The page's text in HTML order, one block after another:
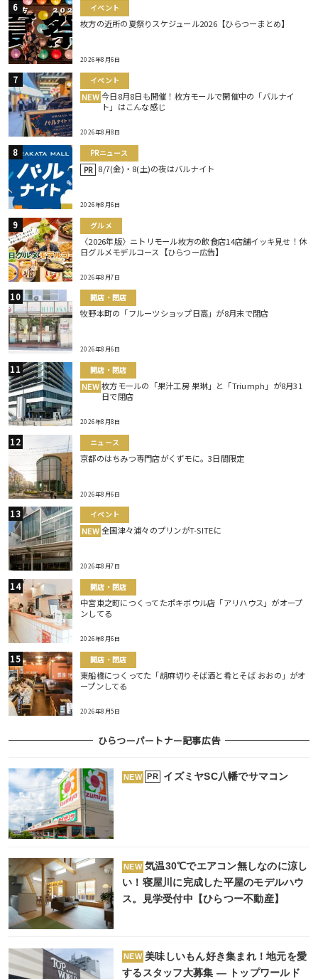
イベント
枚方の近所の夏祭りスケジュール2026【ひらつーまとめ】
2026年8月6日
イベント
NEW 今日8月8日も開催！枚方モールで開催中の「バルナイ
ト」はこんな感じ
2026年8月8日
PRニュース
PR 8/7(金)・8(土)の夜はバルナイト
2026年8月6日
グルメ
〈2026年版〉ニトリモール枚方の飲食店14店舗イッキ見せ！休
日グルメモデルコース【ひらつー広告】
2026年8月7日
開店・閉店
牧野本町の「フルーツショップ日高」が8月末で閉店
2026年8月6日
開店・閉店
NEW 枚方モールの「果汁工房 果琳」と「Triumph」が8月31
日で閉店
2026年8月8日
ニュース
京都のはちみつ専門店がくずモに。3日間限定
2026年8月6日
イベント
NEW 全国津々浦々のプリンがT-SITEに
2026年8月7日
開店・閉店
中宮東之町につくってたポキボウル店「アリハウス」がオープ
ンしてる
2026年8月6日
開店・閉店
東船橋につくってた「胡麻切りそば酒と肴とそば おおの」がオ
ープンしてる
2026年8月5日
ひらつーパートナー記事広告
NEW PR イズミヤSC八幡でサマコン
NEW 気温30℃でエアコン無しなのに涼し
い！寝屋川に完成した平屋のモデルハウ
ス。見学受付中【ひらつー不動産】
NEW 美味しいもん好き集まれ！地元を愛
するスタッフ大募集 ― トップワールド